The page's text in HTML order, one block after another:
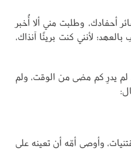
أحفادك، وطلبت مني ألا أُخبر
لأنني كنت بريئًا آنذاك،
يدرِ كم مضى من الوقت، ولم
وأوصى أمّه أن تعينه على